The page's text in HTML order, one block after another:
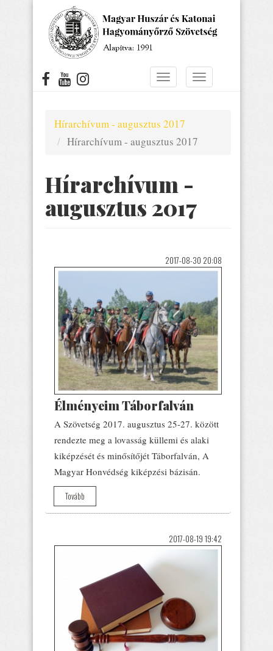
Navigáció
Navigáció
Hírarchívum - augusztus 2017
Hírarchívum - augusztus 2017
Hírarchívum -
augusztus 2017
2017-08-30 20:08
Élményeim Táborfalván
A Szövetség 2017. augusztus 25-27. között
rendezte meg a lovasság küllemi és alaki
kiképzését és minősítőjét Táborfalván, A
Magyar Honvédség kiképzési bázisán.
Tovább
2017-08-19 19:42